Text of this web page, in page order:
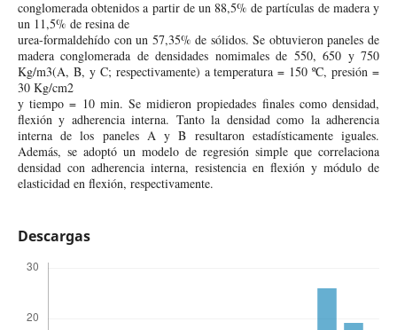
conglomerada obtenidos a partir de un 88,5% de partículas de madera y
un 11,5% de resina de
urea-formaldehído con un 57,35% de sólidos. Se obtuvieron paneles de
madera conglomerada de densidades nomimales de 550, 650 y 750
Kg/m3(A, B, y C; respectivamente) a temperatura = 150 ºC, presión =
30 Kg/cm2
y tiempo = 10 min. Se midieron propiedades finales como densidad,
flexión y adherencia interna. Tanto la densidad como la adherencia
interna de los paneles A y B resultaron estadísticamente iguales.
Además, se adoptó un modelo de regresión simple que correlaciona
densidad con adherencia interna, resistencia en flexión y módulo de
elasticidad en flexión, respectivamente.
Descargas